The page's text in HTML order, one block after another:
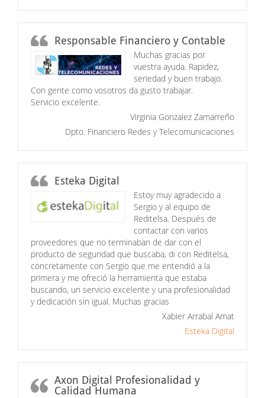
Responsable Financiero y Contable
Muchas gracias por
vuestra ayuda. Rapidez,
seriedad y buen trabajo.
Con gente como vosotros da gusto trabajar.
Servicio excelente.
Virginia Gonzalez Zamarreño
Dpto. Financiero Redes y Telecomunicaciones
Esteka Digital
Estoy muy agradecido a
Sergio y al equipo de
Reditelsa. Después de
contactar con varios
proveedores que no terminaban de dar con el
producto de seguridad que buscaba, di con Reditelsa,
concretamente con Sergio que me entendió a la
primera y me ofreció la herramienta que estaba
buscando, un servicio excelente y una profesionalidad
y dedicación sin igual. Muchas gracias
Xabier Arrabal Amat
Esteka Digital
Axon Digital Profesionalidad y
Calidad Humana